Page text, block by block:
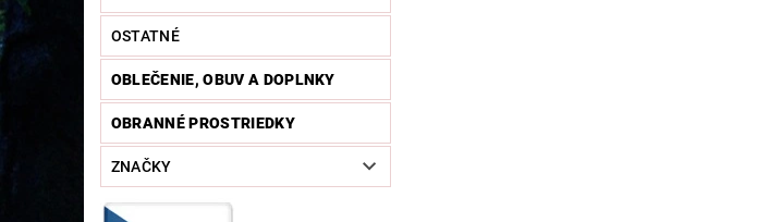
OSTATNÉ
OBLEČENIE, OBUV A DOPLNKY
OBRANNÉ PROSTRIEDKY
ZNAČKY